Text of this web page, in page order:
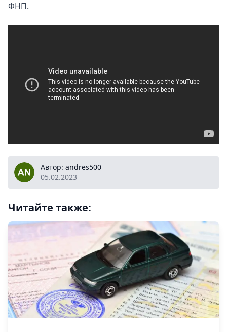
ФНП.
andres500Автор: andres500
05.02.2023
Читайте также: